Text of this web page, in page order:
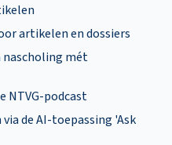
artikelen en dossiers
mét
NTVG-podcast
de AI-toepassing 'Ask